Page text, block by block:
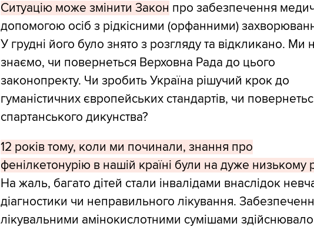
Ситуацію може змінити Закон про забезпечення
допомогою осіб з рідкісними (орфанними)
У грудні його було знято з розгляду та відкликано. Ми
знаємо, чи повернеться Верховна Рада до цього
законопректу. Чи зробить Україна рішучий крок до
гуманістичних європейських стандартів, чи
спартанського дикунства?
12 років тому, коли ми починали, знання про
фенілкетонурію в нашій країні були на дуже низькому
На жаль, багато дітей стали інвалідами внаслідок
діагностики чи неправильного лікування.
лікувальними амінокислотними сумішами